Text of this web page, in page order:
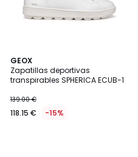
GEOX
Zapatillas deportivas
transpirables SPHERICA ECUB-1
139.00 €
118.15 € -15%